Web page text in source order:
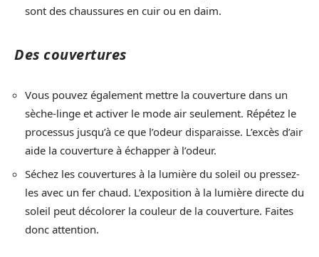
sont des chaussures en cuir ou en daim.
Des couvertures
Vous pouvez également mettre la couverture dans un
sèche-linge et activer le mode air seulement. Répétez le
processus jusqu’à ce que l’odeur disparaisse. L’excès d’air
aide la couverture à échapper à l’odeur.
Séchez les couvertures à la lumière du soleil ou pressez-
les avec un fer chaud. L’exposition à la lumière directe du
soleil peut décolorer la couleur de la couverture. Faites
donc attention.